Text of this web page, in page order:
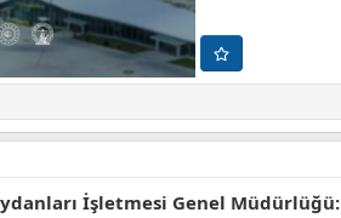
İşletmesi Genel Müdürlüğü: